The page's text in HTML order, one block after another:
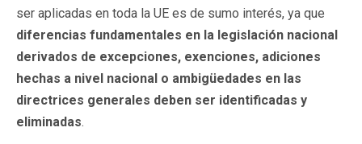
ser aplicadas en toda la UE es de sumo interés, ya que
diferencias fundamentales en la legislación nacional
derivados de excepciones, exenciones, adiciones
hechas a nivel nacional o ambigüedades en las
directrices generales deben ser identificadas y
eliminadas.